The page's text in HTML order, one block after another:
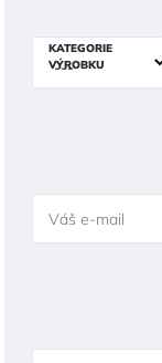
KATEGORIE
VÝROBKU
Váš e-mail